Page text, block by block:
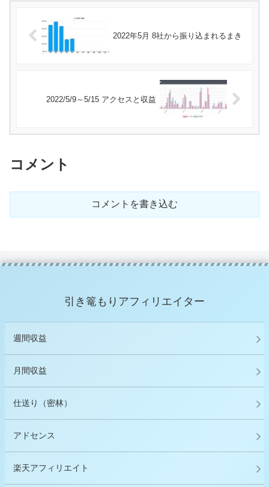
2022年5月 8社から振り込まれるまき
2022/5/9～5/15 アクセスと収益
コメント
コメントを書き込む
引き篭もりアフィリエイター
週間収益
月間収益
仕送り（密林）
アドセンス
楽天アフィリエイト